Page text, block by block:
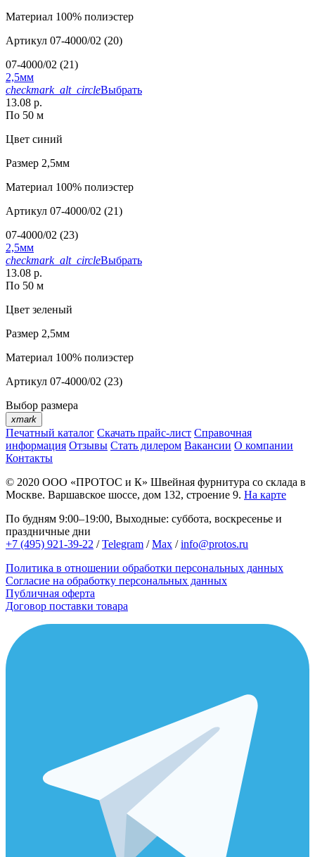
Материал 100% полиэстер
Артикул 07-4000/02 (20)
07-4000/02 (21)
2,5мм
checkmark_alt_circleВыбрать
13.08 р.
По 50 м
Цвет синий
Размер 2,5мм
Материал 100% полиэстер
Артикул 07-4000/02 (21)
07-4000/02 (23)
2,5мм
checkmark_alt_circleВыбрать
13.08 р.
По 50 м
Цвет зеленый
Размер 2,5мм
Материал 100% полиэстер
Артикул 07-4000/02 (23)
Выбор размера
xmark
Печатный каталог Скачать прайс-лист Справочная
информация Отзывы Стать дилером Вакансии О компании
Контакты
© 2020 ООО «ПРОТОС и К» Швейная фурнитура со склада в
Москве. Варшавское шоссе, дом 132, строение 9. На карте
По будням 9:00–19:00, Выходные: суббота, воскресенье и
праздничные дни
+7 (495) 921-39-22 /Telegram /Max /info@protos.ru
Политика в отношении обработки персональных данных
Согласие на обработку персональных данных
Публичная оферта
Договор поставки товара